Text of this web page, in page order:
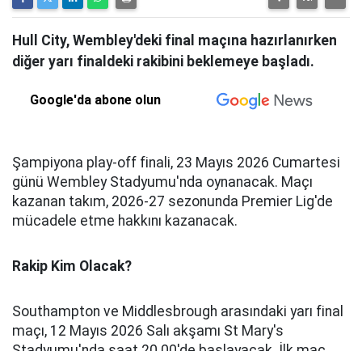
Hull City, Wembley'deki final maçına hazırlanırken
diğer yarı finaldeki rakibini beklemeye başladı.
Google'da abone olun
Şampiyona play-off finali, 23 Mayıs 2026 Cumartesi
günü Wembley Stadyumu'nda oynanacak. Maçı
kazanan takım, 2026-27 sezonunda Premier Lig'de
mücadele etme hakkını kazanacak.
Rakip Kim Olacak?
Southampton ve Middlesbrough arasındaki yarı final
maçı, 12 Mayıs 2026 Salı akşamı St Mary's